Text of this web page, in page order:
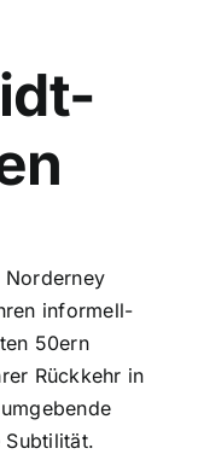
Norderney
informell-
50ern
Rückkehr in
Subtilität.